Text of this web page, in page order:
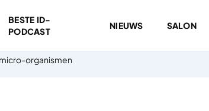
BESTE ID-
PODCAST
NIEUWS SALON
organismen